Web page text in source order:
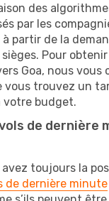
des
par les
partir de la
Pour
Goa, nous vous
vous trouvez un
votre budget.
de dernière
avez toujours la
de dernière minute